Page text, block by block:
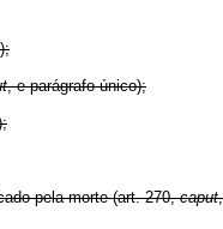
, e parágrafo único);
pela morte (art. 270,caput